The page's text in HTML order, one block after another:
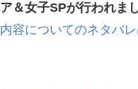
＆女子SPが行われまし
容についてのネタバレ